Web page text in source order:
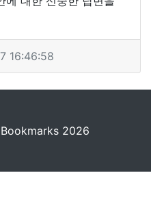
16:46:58
2026